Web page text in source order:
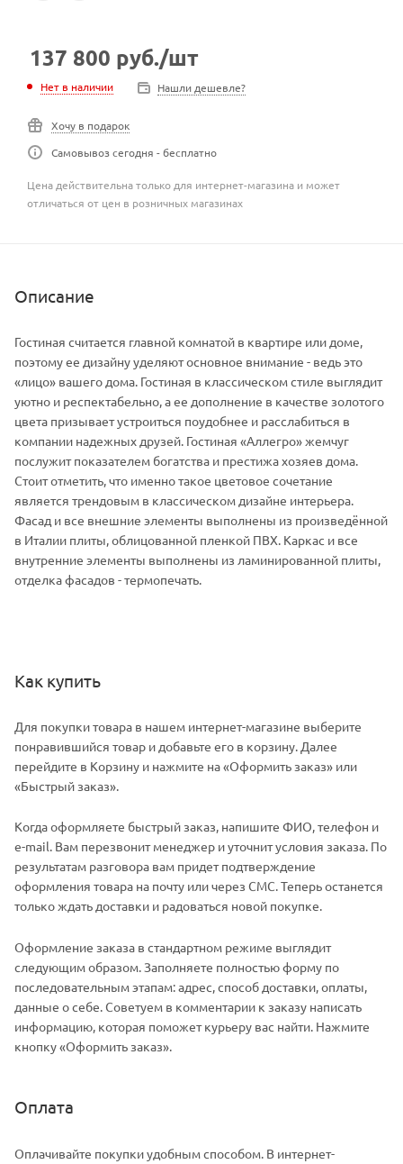
137 800 руб./шт
Нет в наличии Нашли дешевле?
Хочу в подарок
Самовывоз сегодня - бесплатно
Цена действительна только для интернет-магазина и может
отличаться от цен в розничных магазинах
Описание
Гостиная считается главной комнатой в квартире или доме,
поэтому ее дизайну уделяют основное внимание - ведь это
«лицо» вашего дома. Гостиная в классическом стиле выглядит
уютно и респектабельно, а ее дополнение в качестве золотого
цвета призывает устроиться поудобнее и расслабиться в
компании надежных друзей. Гостиная «Аллегро» жемчуг
послужит показателем богатства и престижа хозяев дома.
Стоит отметить, что именно такое цветовое сочетание
является трендовым в классическом дизайне интерьера.
Фасад и все внешние элементы выполнены из произведённой
в Италии плиты, облицованной пленкой ПВХ. Каркас и все
внутренние элементы выполнены из ламинированной плиты,
отделка фасадов - термопечать.
Как купить
Для покупки товара в нашем интернет-магазине выберите
понравившийся товар и добавьте его в корзину. Далее
перейдите в Корзину и нажмите на «Оформить заказ» или
«Быстрый заказ».
Когда оформляете быстрый заказ, напишите ФИО, телефон и
e-mail. Вам перезвонит менеджер и уточнит условия заказа. По
результатам разговора вам придет подтверждение
оформления товара на почту или через СМС. Теперь останется
только ждать доставки и радоваться новой покупке.
Оформление заказа в стандартном режиме выглядит
следующим образом. Заполняете полностью форму по
последовательным этапам: адрес, способ доставки, оплаты,
данные о себе. Советуем в комментарии к заказу написать
информацию, которая поможет курьеру вас найти. Нажмите
кнопку «Оформить заказ».
Оплата
Оплачивайте покупки удобным способом. В интернет-